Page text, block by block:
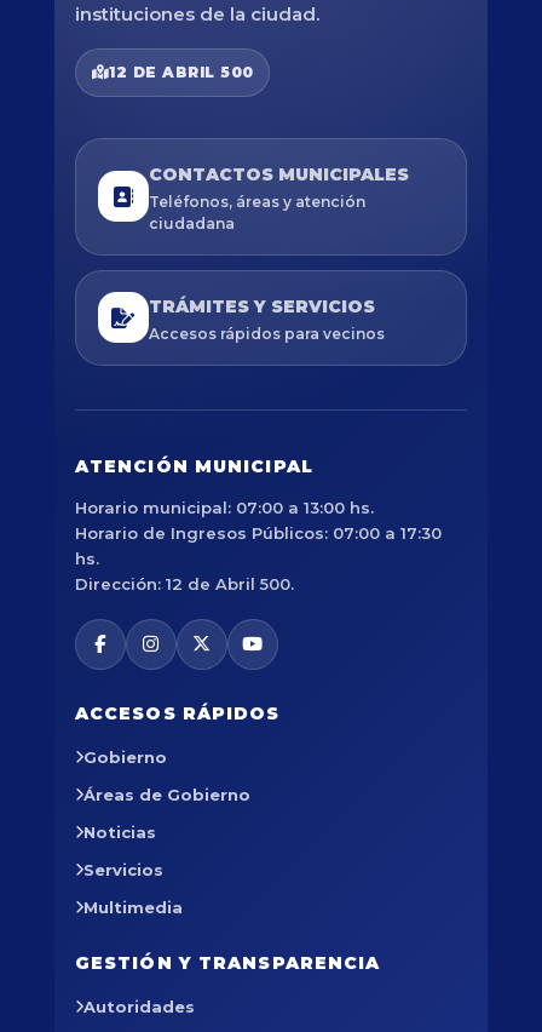
instituciones de la ciudad.
12 DE ABRIL 500
CONTACTOS MUNICIPALES
Teléfonos, áreas y atención
ciudadana
TRÁMITES Y SERVICIOS
Accesos rápidos para vecinos
ATENCIÓN MUNICIPAL
Horario municipal: 07:00 a 13:00 hs.
Horario de Ingresos Públicos: 07:00 a 17:30
hs.
Dirección: 12 de Abril 500.
ACCESOS RÁPIDOS
Gobierno
Áreas de Gobierno
Noticias
Servicios
Multimedia
GESTIÓN Y TRANSPARENCIA
Autoridades